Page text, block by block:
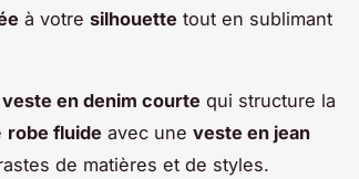
à votre silhouette tout en sublimant
veste en denim courte qui structure la
robe fluide avec une veste en jean
de matières et de styles.